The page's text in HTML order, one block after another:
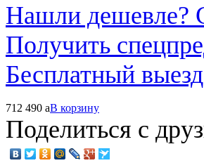
Нашли дешевле?
Получить
Бесплатный
712 490 aВ корзину
Поделиться с